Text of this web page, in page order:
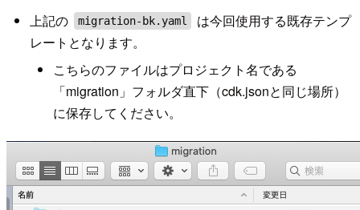
上記の migration-bk.yaml
は今回使用する既存テンプ
レートとなります。
こちらのファイルはプロジェクト名である
「migration」フォルダ直下（cdk.jsonと同じ場所）
に保存してください。